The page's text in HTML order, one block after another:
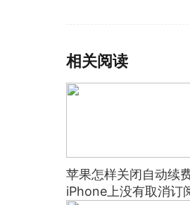
相关阅读
苹果怎样关闭自动续
iPhone上没有取消订